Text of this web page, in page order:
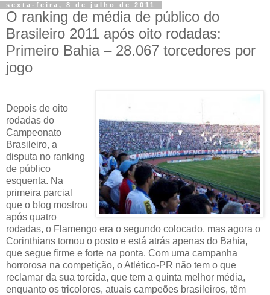
sexta-feira, 8 de julho de 2011
O ranking de média de público do
Brasileiro 2011 após oito rodadas:
Primeiro Bahia – 28.067 torcedores por
jogo
Depois de oito
rodadas do
Campeonato
Brasileiro, a
disputa no ranking
de público
esquenta. Na
primeira parcial
que o blog mostrou
após quatro
rodadas, o Flamengo era o segundo colocado, mas agora o
Corinthians tomou o posto e está atrás apenas do Bahia,
que segue firme e forte na ponta. Com uma campanha
horrorosa na competição, o Atlético-PR não tem o que
reclamar da sua torcida, que tem a quinta melhor média,
enquanto os tricolores, atuais campeões brasileiros, têm